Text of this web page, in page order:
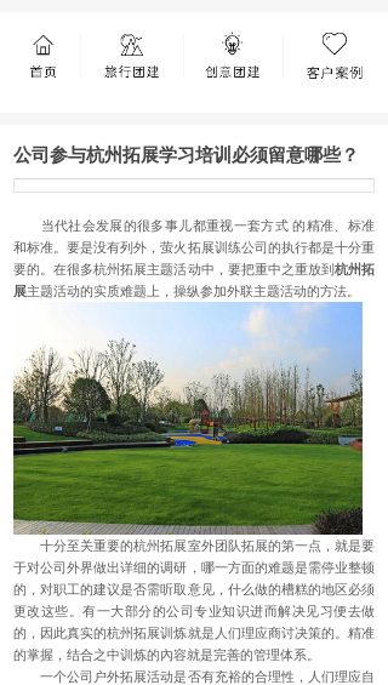
公司参与杭州拓展学习培训必须留意哪些？
当代社会发展的很多事儿都重视一套方式 的精准、标准
和标准。要是没有列外，萤火拓展训练公司的执行都是十分重
要的。在很多杭州拓展主题活动中，要把重中之重放到杭州拓
展主题活动的实质难题上，操纵参加外联主题活动的方法。
十分至关重要的杭州拓展室外团队拓展的第一点，就是要
于对公司外界做出详细的调研，哪一方面的难题是需停业整顿
的，对职工的建议是否需听取意见，什么做的槽糕的地区必须
更改这些。有一大部分的公司专业知识进而解决见习便去做
的，因此真实的杭州拓展训炼就是人们理应商讨决策的。精准
的掌握，结合之中训炼的內容就是完善的管理体系。
一个公司户外拓展活动是否有充裕的合理性，人们理应自